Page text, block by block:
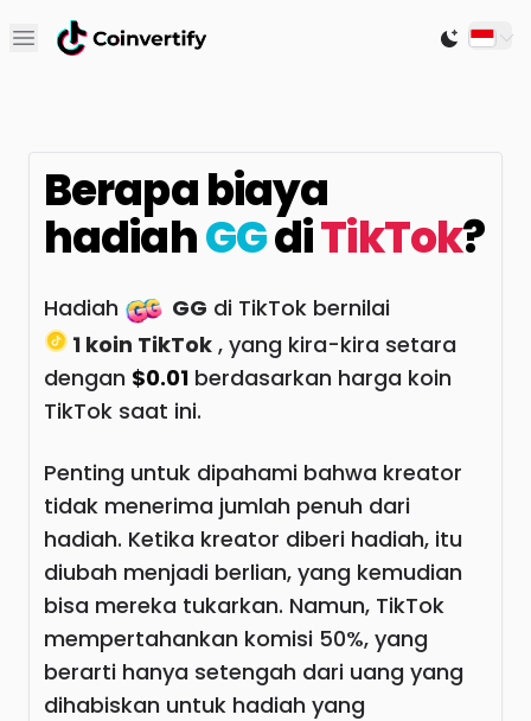
Open main menu Switch
Berapa biaya
hadiahGGdiTikTok?
Hadiah GG di TikTok bernilai
1 koin TikTok , yang kira-kira setara
dengan $0.01 berdasarkan harga koin
TikTok saat ini.
Penting untuk dipahami bahwa kreator
tidak menerima jumlah penuh dari
hadiah. Ketika kreator diberi hadiah, itu
diubah menjadi berlian, yang kemudian
bisa mereka tukarkan. Namun, TikTok
mempertahankan komisi 50%, yang
berarti hanya setengah dari uang yang
dihabiskan untuk hadiah yang